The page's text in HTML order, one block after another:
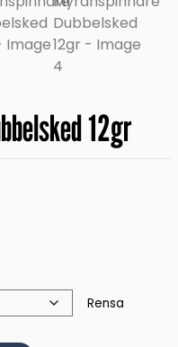
12gr
Rensa